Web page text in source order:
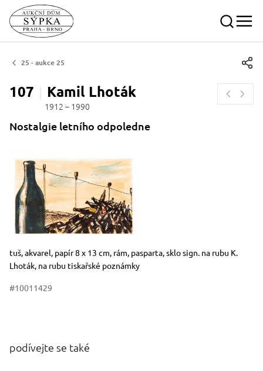
25 - aukce 25
107 Kamil Lhoták
1912 – 1990
Nostalgie letního odpoledne
Rozměry
Stručný popis předmětu
tuš, akvarel, papír 8 x 13 cm, rám, pasparta, sklo sign. na rubu K.
Lhoták, na rubu tiskařské poznámky
#10011429
podívejte se také